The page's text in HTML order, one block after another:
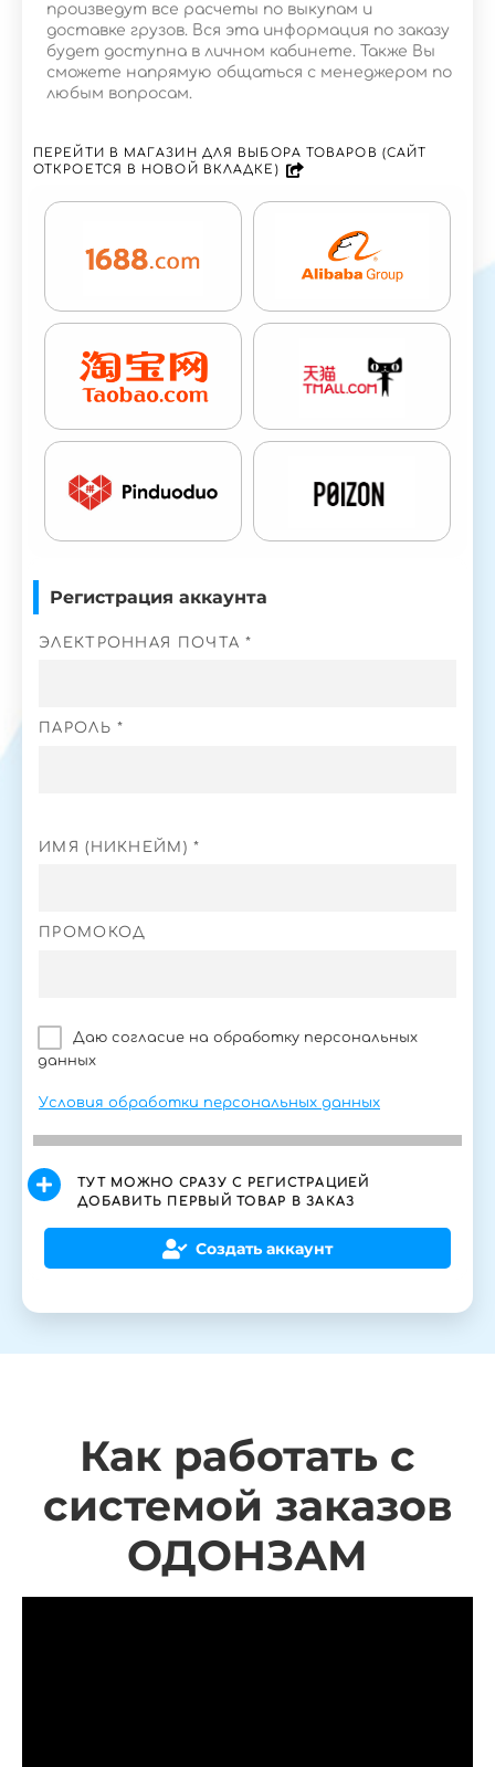
произведут все расчеты по выкупам и
доставке грузов. Вся эта информация по заказу
будет доступна в личном кабинете. Также Вы
сможете напрямую общаться с менеджером по
любым вопросам.
ПЕРЕЙТИ В МАГАЗИН ДЛЯ ВЫБОРА ТОВАРОВ (САЙТ
ОТКРОЕТСЯ В НОВОЙ ВКЛАДКЕ)
Регистрация аккаунта
ЭЛЕКТРОННАЯ ПОЧТА *
ПАРОЛЬ *
ИМЯ (НИКНЕЙМ) *
ПРОМОКОД
Даю согласие на обработку персональных
данных
Условия обработки персональных данных
ТУТ МОЖНО СРАЗУ С РЕГИСТРАЦИЕЙ
ДОБАВИТЬ ПЕРВЫЙ ТОВАР В ЗАКАЗ
Создать аккаунт
Как работать с
системой заказов
ОДОНЗАМ